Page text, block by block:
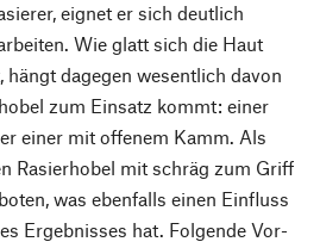
eignet er sich deutlich
Wie glatt sich die Haut
hängt dagegen wesentlich davon
zum Einsatz kommt: einer
einer mit offenem Kamm. Als
Rasierhobel mit schräg zum Griff
was ebenfalls einen Einfluss
Ergebnisses hat. Folgende Vor-